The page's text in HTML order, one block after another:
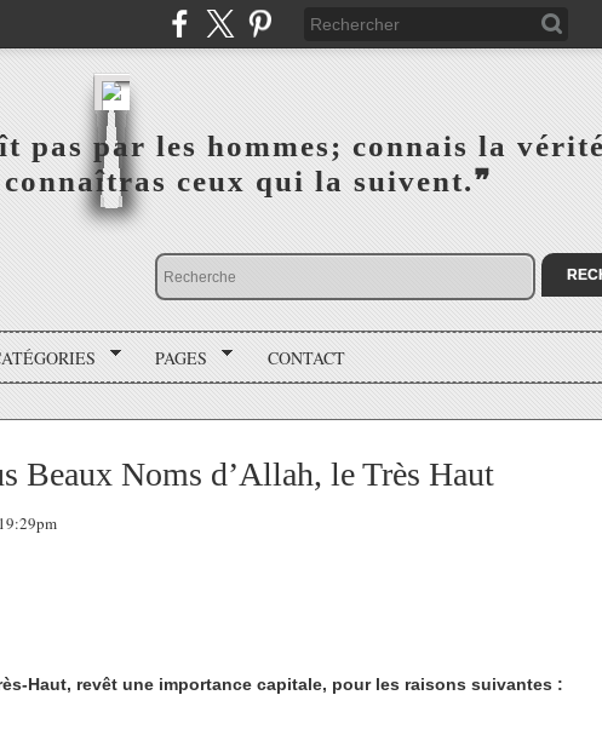
pas par les hommes; connais la
connaîtras ceux qui la suivent.❞
PAGES CONTACT
Beaux Noms d’Allah, le Très Haut
Haut, revêt une importance capitale, pour les raisons suivantes :